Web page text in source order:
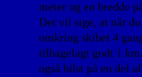
meter og en bredde
Det vil sige, at når du
omkring skibet 4
tilbagelagt godt 1
også hilst på en del